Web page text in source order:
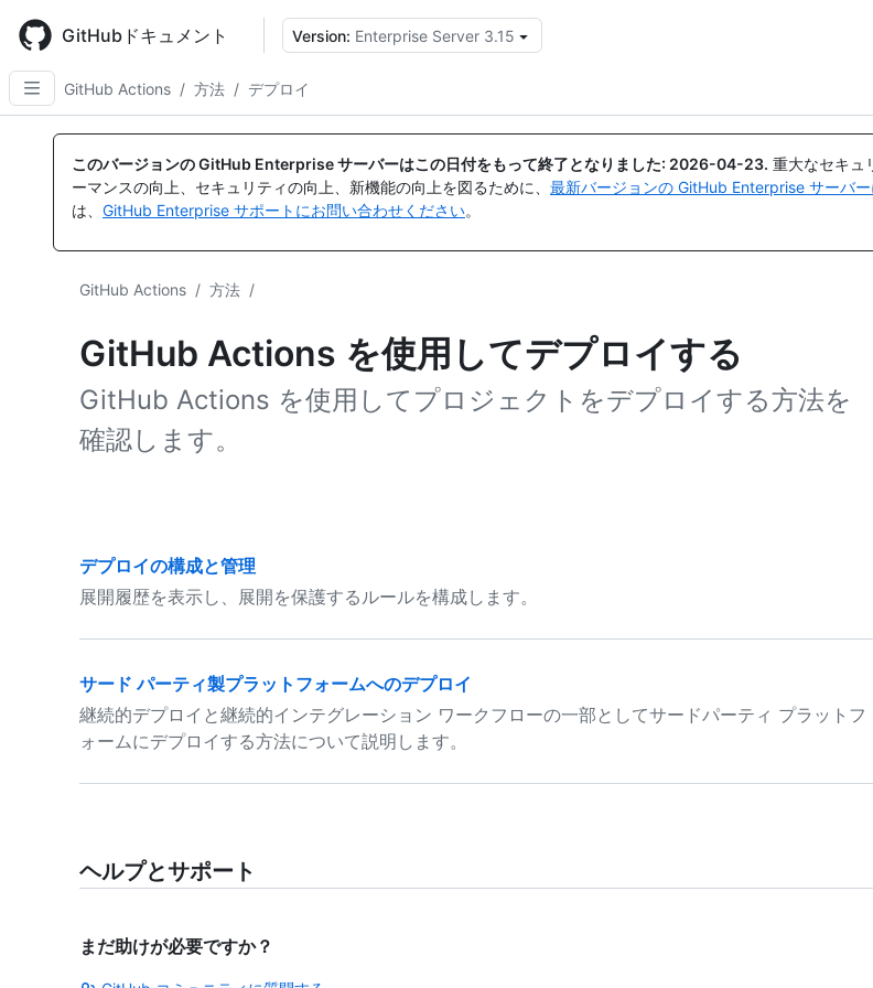
main
content
GitHubドキュメント Version: Enterprise Server 3.15
GitHub Actions / 方法 / デプロイ
このバージョンの GitHub Enterprise サーバーはこの日付をもって終了となりました: 2026-04-23. 重大なセキュ
ーマンスの向上、セキュリティの向上、新機能の向上を図るために、 最新バージョンの GitHub Enterprise サーバ
は、 GitHub Enterprise サポートにお問い合わせください。
GitHub Actions / 方法 /
GitHub Actions を使用してデプロイする
GitHub Actions を使用してプロジェクトをデプロイする方法を
確認します。
デプロイの構成と管理
展開履歴を表示し、展開を保護するルールを構成します。
サード パーティ製プラットフォームへのデプロイ
継続的デプロイと継続的インテグレーション ワークフローの一部としてサードパーティ プラットフ
ォームにデプロイする方法について説明します。
ヘルプとサポート
まだ助けが必要ですか？